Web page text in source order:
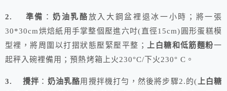
2. 準備 ： 奶油乳酪放入大鋼盆裡退冰一小時；將一張
30*30cm烘焙紙用手掌整個壓進六吋(直徑15cm)圓形蛋糕模
型裡，將周圍以打摺狀態壓緊壓平整； 上白糖和低筋麵粉一
起秤入碗裡備用；預熱烤箱上火230°C/下火230° C。
3. 攪拌 ： 奶油乳酪用攪拌機打勻，然後將步驟2.的(上白糖